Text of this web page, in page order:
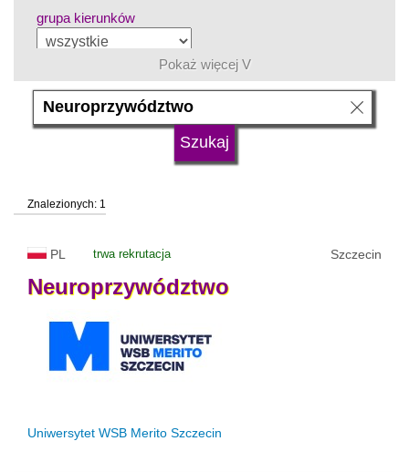
grupa kierunków
język
status uczelni
Pokaż więcej V
Znalezionych: 1
PL trwa rekrutacja Szczecin
Neuroprzywództwo
Uniwersytet WSB Merito Szczecin